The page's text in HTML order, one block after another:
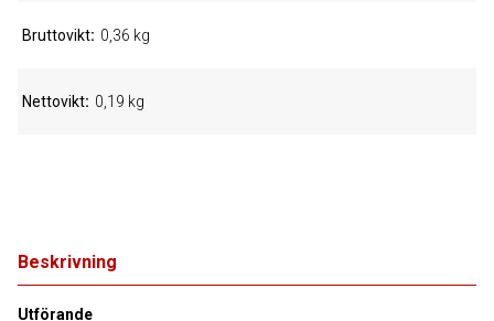
Beskrivning
Utförande
Bruttovikt 0,36 kg
Nettovikt 0,19 kg